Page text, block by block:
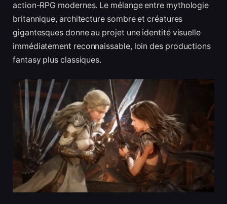
action-RPG modernes. Le mélange entre mythologie
britannique, architecture sombre et créatures
gigantesques donne au projet une identité visuelle
immédiatement reconnaissable, loin des productions
fantasy plus classiques.